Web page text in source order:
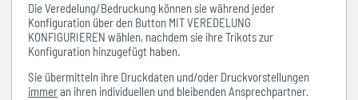
Die Veredelung/Bedruckung können sie während jeder
Konfiguration über den Button MIT VEREDELUNG
KONFIGURIEREN wählen, nachdem sie ihre Trikots zur
Konfiguration hinzugefügt haben.
Sie übermitteln ihre Druckdaten und/oder Druckvorstellungen
immeran ihren individuellen und bleibenden Ansprechpartner.